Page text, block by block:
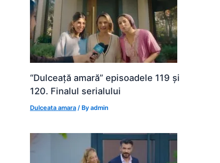
“Dulceață amară” episoadele 119 și
120. Finalul serialului
Dulceata amara / Byadmin